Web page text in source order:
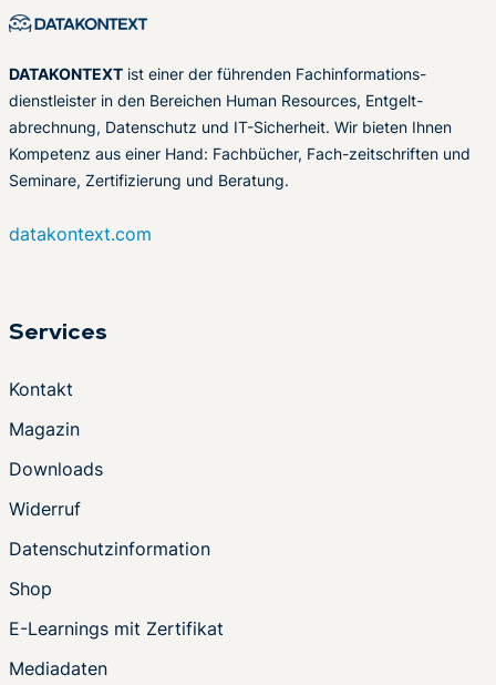
DATAKONTEXT ist einer der führenden Fachinformations-
dienstleister in den Bereichen Human Resources, Entgelt-
abrechnung, Datenschutz und IT-Sicherheit. Wir bieten Ihnen
Kompetenz aus einer Hand: Fachbücher, Fach-zeitschriften und
Seminare, Zertifizierung und Beratung.
datakontext.com
Services
Kontakt
Magazin
Downloads
Widerruf
Datenschutzinformation
Shop
E-Learnings mit Zertifikat
Mediadaten